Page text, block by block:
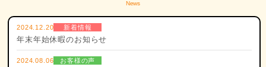
News
2024.12.20 新着情報
年末年始休暇のお知らせ
2024.08.06 お客様の声